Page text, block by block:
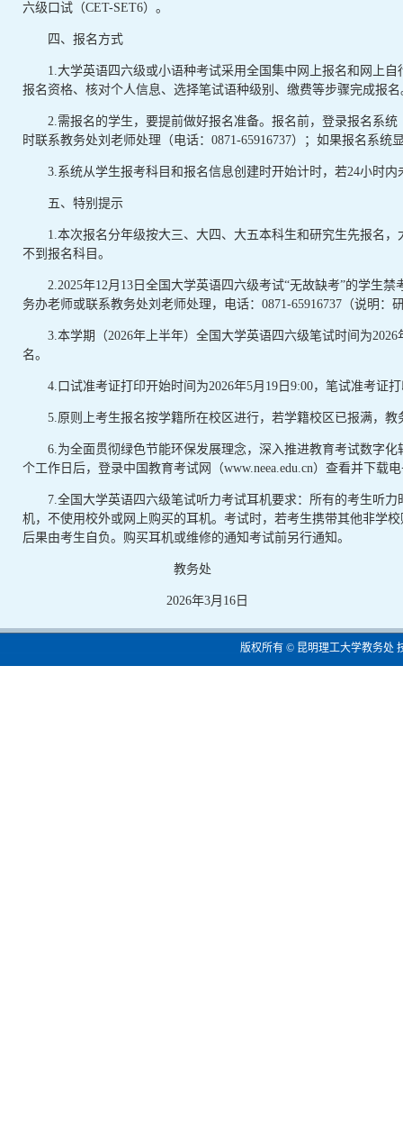
六级口试（CET-SET6）。
四、报名方式
1.大学英语四六级或小语种考试采用全国集中网上报名和网上自
报名资格、核对个人信息、选择笔试语种级别、缴费等步骤完成报名
2.需报名的学生，要提前做好报名准备。报名前，登录报名系统
时联系教务处刘老师处理（电话：0871-65916737）；如果报名系
3.系统从学生报考科目和报名信息创建时开始计时，若24小时
五、特别提示
1.本次报名分年级按大三、大四、大五本科生和研究生先报名
不到报名科目。
2.2025年12月13日全国大学英语四六级考试“无故缺考”的学生
务办老师或联系教务处刘老师处理，电话：0871-65916737（说明
3.本学期（2026年上半年）全国大学英语四六级笔试时间为
名。
4.口试准考证打印开始时间为2026年5月19日9:00，笔试准考证
5.原则上考生报名按学籍所在校区进行，若学籍校区已报满，
6.为全面贯彻绿色节能环保发展理念，深入推进教育考试数字
个工作日后，登录中国教育考试网（www.neea.edu.cn）查看并下
7.全国大学英语四六级笔试听力考试耳机要求：所有的考生听
机，不使用校外或网上购买的耳机。考试时，若考生携带其他非学
后果由考生自负。购买耳机或维修的通知考试前另行通知。
教务处
2026年3月16日
版权所有 © 昆明理工大学教务处